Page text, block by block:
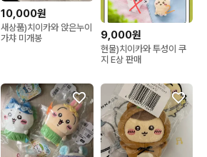
10,000원
새상품)치이카와 앉은누이
가챠 미개봉
9,000원
현물)치이카와 투성이 쿠
지 E상 판매